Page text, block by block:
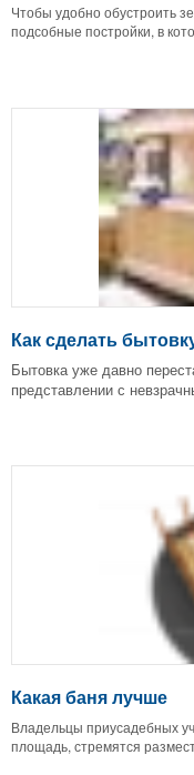
Чтобы удобно обустроить
подсобные постройки, в
Как сделать
Бытовка уже давно
представлении с
Какая баня лучше
Владельцы приусадебных
площадь, стремятся